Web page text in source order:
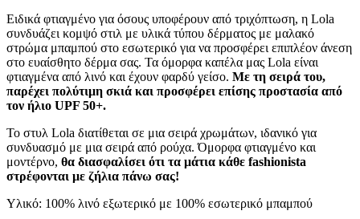
Ειδικά φτιαγμένο για όσους υποφέρουν από τριχόπτωση, η Lola
συνδυάζει κομψό στιλ με υλικά τύπου δέρματος με μαλακό
στρώμα μπαμπού στο εσωτερικό για να προσφέρει επιπλέον άνεση
στο ευαίσθητο δέρμα σας. Τα όμορφα καπέλα μας Lola είναι
φτιαγμένα από λινό και έχουν φαρδύ γείσο. Με τη σειρά του,
παρέχει πολύτιμη σκιά και προσφέρει επίσης προστασία από
τον ήλιο UPF 50+.
Το στυλ Lola διατίθεται σε μια σειρά χρωμάτων, ιδανικό για
συνδυασμό με μια σειρά από ρούχα. Όμορφα φτιαγμένο και
μοντέρνο, θα διασφαλίσει ότι τα μάτια κάθε fashionista
στρέφονται με ζήλια πάνω σας!
Υλικό: 100% λινό εξωτερικό με 100% εσωτερικό μπαμπού